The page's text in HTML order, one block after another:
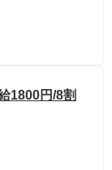
1800円/8割